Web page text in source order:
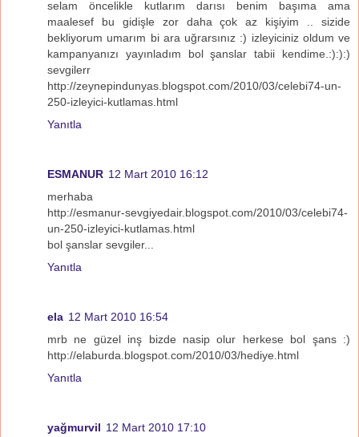
selam öncelikle kutlarım darısı benim başıma ama
maalesef bu gidişle zor daha çok az kişiyim .. sizide
bekliyorum umarım bi ara uğrarsınız :) izleyiciniz oldum ve
kampanyanızı yayınladım bol şanslar tabii kendime.:):):)
sevgilerr
http://zeynepindunyas.blogspot.com/2010/03/celebi74-un-
250-izleyici-kutlamas.html
Yanıtla
ESMANUR 12 Mart 2010 16:12
merhaba
http://esmanur-sevgiyedair.blogspot.com/2010/03/celebi74-
un-250-izleyici-kutlamas.html
bol şanslar sevgiler...
Yanıtla
ela 12 Mart 2010 16:54
mrb ne güzel inş bizde nasip olur herkese bol şans :)
http://elaburda.blogspot.com/2010/03/hediye.html
Yanıtla
yağmurvil 12 Mart 2010 17:10